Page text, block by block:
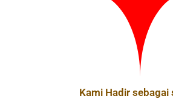
Kami Hadir sebagai